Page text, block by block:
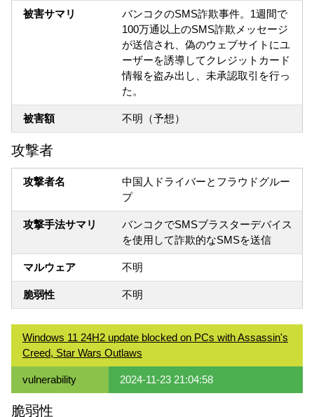
被害サマリ
バンコクのSMS詐欺事件。1週間で
100万通以上のSMS詐欺メッセージ
が送信され、偽のウェブサイトにユ
ーザーを誘導してクレジットカード
情報を盗み出し、未承認取引を行っ
た。
被害額 不明（予想）
攻撃者
攻撃者名
中国人ドライバーとフラウドグルー
プ
攻撃手法サマリ
バンコクでSMSブラスターデバイス
を使用して詐欺的なSMSを送信
マルウェア 不明
脆弱性 不明
Windows 11 24H2 update blocked on PCs with Assassin's
Creed, Star Wars Outlaws
vulnerability 2024-11-23 21:04:58
脆弱性